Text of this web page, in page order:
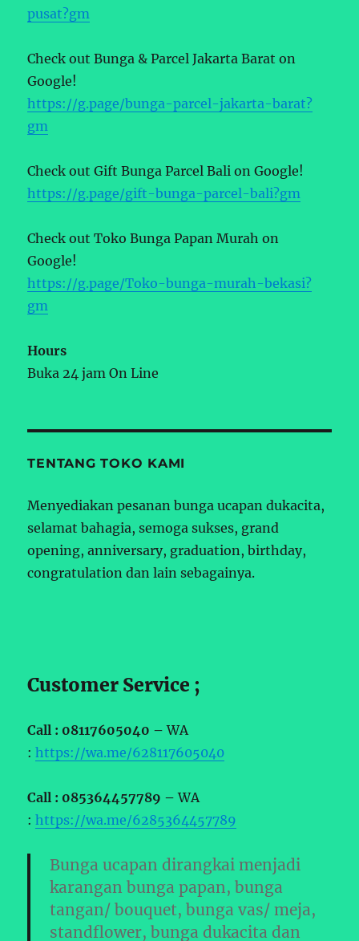
pusat?gm
Check out Bunga & Parcel Jakarta Barat on
Google!
https://g.page/bunga-parcel-jakarta-barat?
gm
Check out Gift Bunga Parcel Bali on Google!
https://g.page/gift-bunga-parcel-bali?gm
Check out Toko Bunga Papan Murah on
Google!
https://g.page/Toko-bunga-murah-bekasi?
gm
Hours
Buka 24 jam On Line
TENTANG TOKO KAMI
Menyediakan pesanan bunga ucapan dukacita,
selamat bahagia, semoga sukses, grand
opening, anniversary, graduation, birthday,
congratulation dan lain sebagainya.
Customer Service ;
Call : 08117605040 –WA
:https://wa.me/628117605040
Call : 085364457789 –WA
:https://wa.me/6285364457789
Bunga ucapan dirangkai menjadi
karangan bunga papan, bunga
tangan/ bouquet, bunga vas/ meja,
standflower, bunga dukacita dan